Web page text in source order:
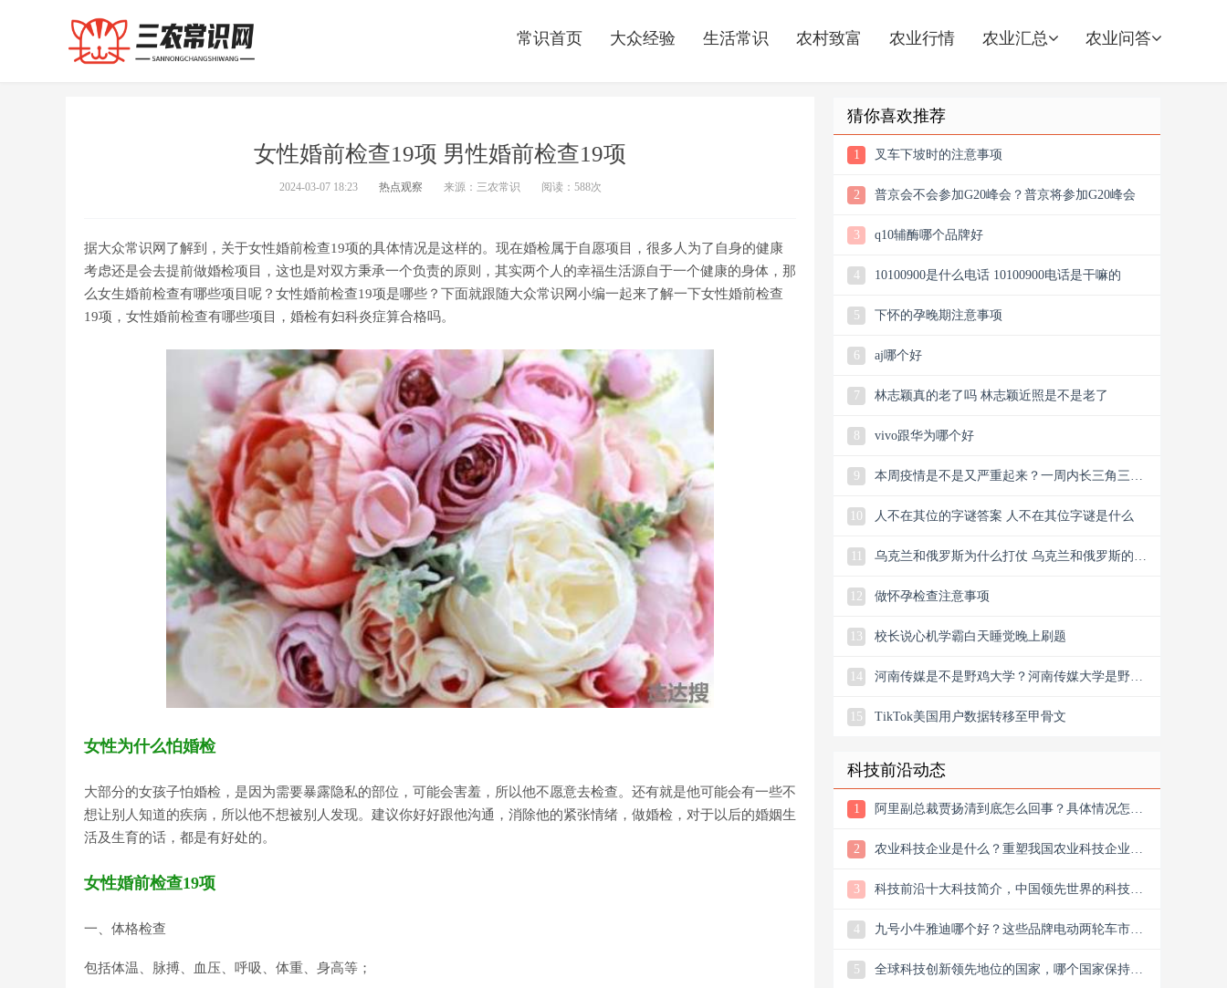
常识首页 大众经验 生活常识 农村致富 农业行情 农业汇总 农业问答
女性婚前检查19项 男性婚前检查19项
2024-03-07 18:23 热点观察 来源：三农常识 阅读： 588次
据大众常识网了解到，关于女性婚前检查19项的具体情况是这样的。现在婚检属于自愿项目，很多人为了自身的健康
考虑还是会去提前做婚检项目，这也是对双方秉承一个负责的原则，其实两个人的幸福生活源自于一个健康的身体，那
么女生婚前检查有哪些项目呢？女性婚前检查19项是哪些？下面就跟随大众常识网小编一起来了解一下女性婚前检查
19项，女性婚前检查有哪些项目，婚检有妇科炎症算合格吗。
女性为什么怕婚检
大部分的女孩子怕婚检，是因为需要暴露隐私的部位，可能会害羞，所以他不愿意去检查。还有就是他可能会有一些不
想让别人知道的疾病，所以他不想被别人发现。建议你好好跟他沟通，消除他的紧张情绪，做婚检，对于以后的婚姻生
活及生育的话，都是有好处的。
女性婚前检查19项
一、体格检查
包括体温、脉搏、血压、呼吸、体重、身高等；
猜你喜欢推荐
1 叉车下坡时的注意事项
2 普京会不会参加G20峰会？普京将参加G20峰会
3 q10辅酶哪个品牌好
4 10100900是什么电话 10100900电话是干嘛的
5 下怀的孕晚期注意事项
6 aj哪个好
7 林志颖真的老了吗 林志颖近照是不是老了
8 vivo跟华为哪个好
9
本周疫情是不是又严重起来？一周内长三角三省
10
人不在其位的字谜答案 人不在其位字谜是什么
乌克兰和俄罗斯为什么打仗 乌克兰和俄罗斯的根
12
做怀孕检查注意事项
13 校长说心机学霸白天睡觉晚上刷题
14
河南传媒是不是野鸡大学？河南传媒大学是野鸡
15
TikTok美国用户数据转移至甲骨文
科技前沿动态
1
阿里副总裁贾扬清到底怎么回事？具体情况怎么
2
农业科技企业是什么？重塑我国农业科技企业版
3
科技前沿十大科技简介，中国领先世界的科技创
4
九号小牛雅迪哪个好？这些品牌电动两轮车市场
5
全球科技创新领先地位的国家，哪个国家保持科